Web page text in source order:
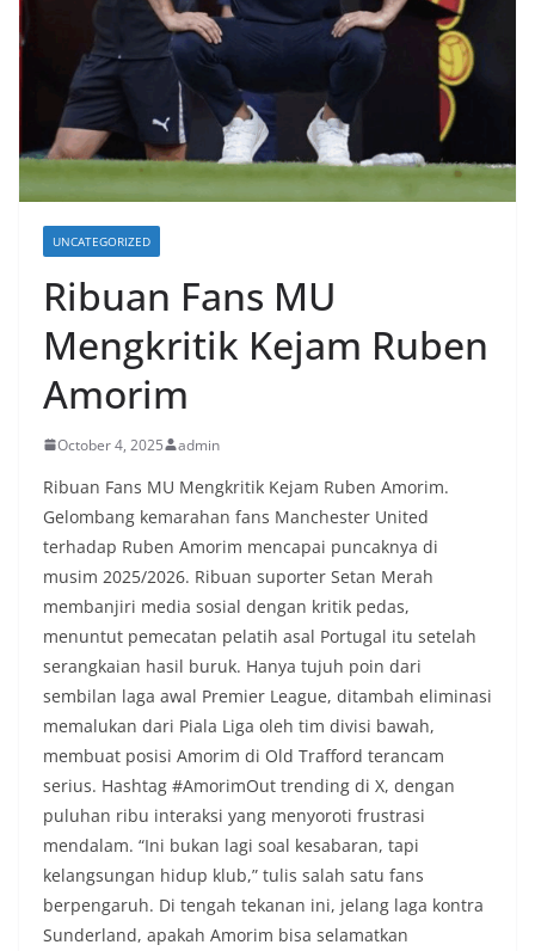
UNCATEGORIZED
Ribuan Fans MU
Mengkritik Kejam Ruben
Amorim
October 4, 2025 admin
Ribuan Fans MU Mengkritik Kejam Ruben Amorim.
Gelombang kemarahan fans Manchester United
terhadap Ruben Amorim mencapai puncaknya di
musim 2025/2026. Ribuan suporter Setan Merah
membanjiri media sosial dengan kritik pedas,
menuntut pemecatan pelatih asal Portugal itu setelah
serangkaian hasil buruk. Hanya tujuh poin dari
sembilan laga awal Premier League, ditambah eliminasi
memalukan dari Piala Liga oleh tim divisi bawah,
membuat posisi Amorim di Old Trafford terancam
serius. Hashtag #AmorimOut trending di X, dengan
puluhan ribu interaksi yang menyoroti frustrasi
mendalam. “Ini bukan lagi soal kesabaran, tapi
kelangsungan hidup klub,” tulis salah satu fans
berpengaruh. Di tengah tekanan ini, jelang laga kontra
Sunderland, apakah Amorim bisa selamatkan